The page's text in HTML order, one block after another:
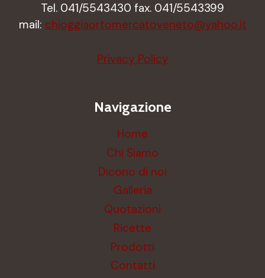
Tel. 041/5543430 fax. 041/5543399
mail: chioggiaortomercatoveneto@yahoo.it
Privacy Policy
Navigazione
Home
Chi Siamo
Dicono di noi
Galleria
Quotazioni
Ricette
Prodotti
Contatti